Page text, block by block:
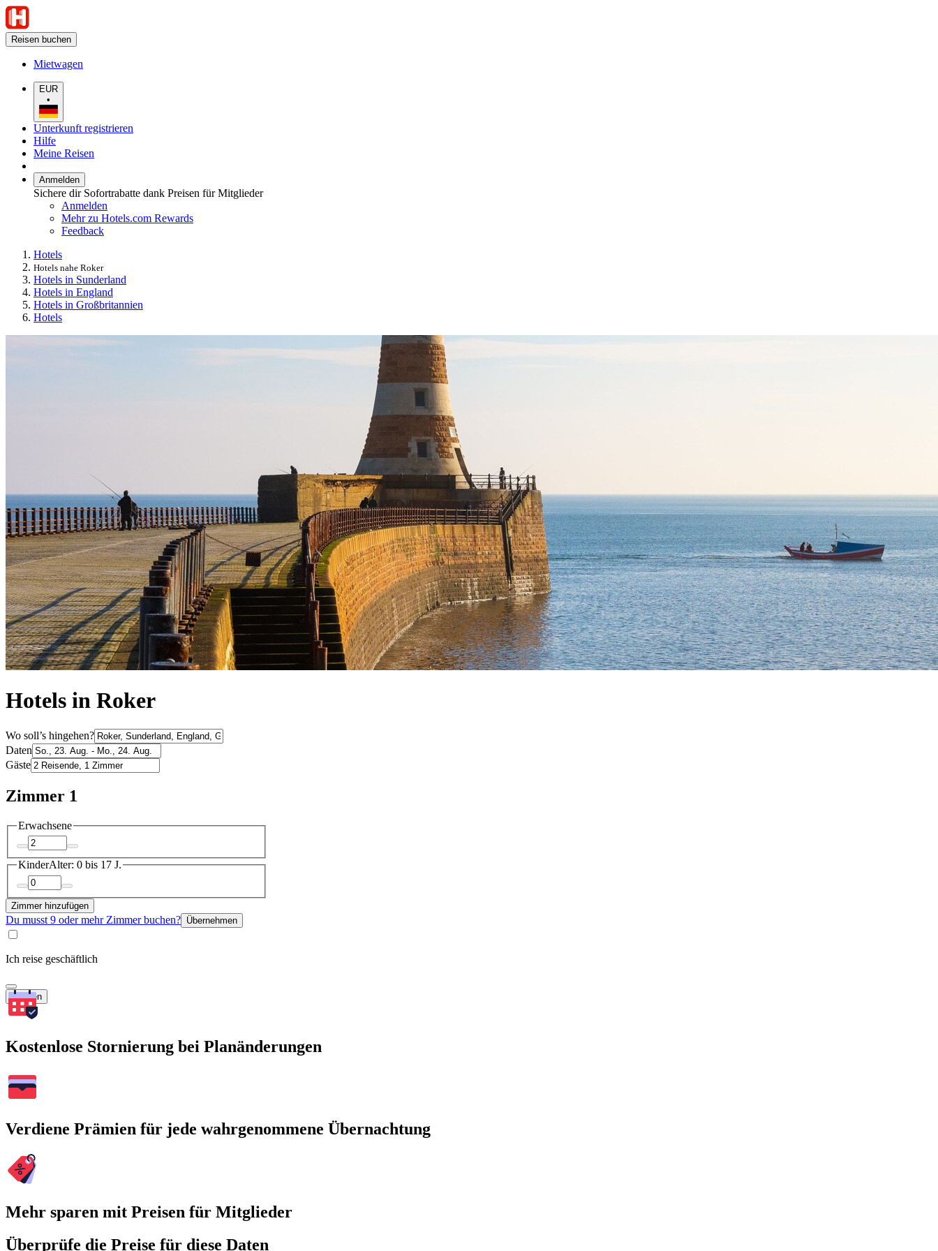
Reisen buchen
Mietwagen
EUR
•
Unterkunft registrieren
Hilfe
Meine Reisen
Anmelden
Sichere dir Sofortrabatte dank Preisen für Mitglieder
Anmelden
Mehr zu Hotels.com Rewards
Feedback
Hotels
Hotels nahe Roker
Hotels in Sunderland
Hotels in England
Hotels in Großbritannien
Hotels
Hotels in Roker
Wo soll’s hingehen?
Daten
Gäste
Zimmer 1
Erwachsene
KinderAlter: 0 bis 17 J.
Zimmer hinzufügen
Du musst 9 oder mehr Zimmer buchen? Übernehmen
Ich reise geschäftlich
Suchen
Kostenlose Stornierung bei Planänderungen
Verdiene Prämien für jede wahrgenommene Übernachtung
Mehr sparen mit Preisen für Mitglieder
Überprüfe die Preise für diese Daten